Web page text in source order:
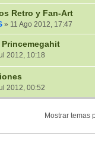
Retro y Fan-Art
» 11 Ago 2012, 17:47
2012, 10:18
2012, 00:52
Mostrar temas